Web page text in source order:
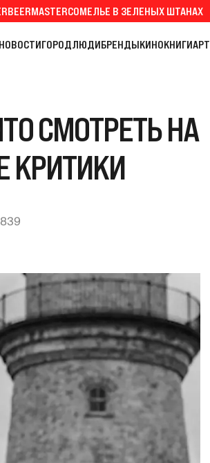
BEERMASTERСОМЕЛЬЕ В ЗЕЛЕНЫХ ШТАНАХ
НОВОСТИГОРОДЛЮДИБРЕНДЫКИНОКНИГИАРТ
СМОТРЕТЬ НА
КРИТИКИ
839